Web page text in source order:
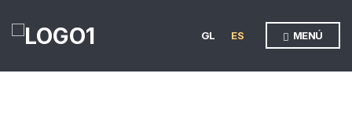
GL ES MENÚ